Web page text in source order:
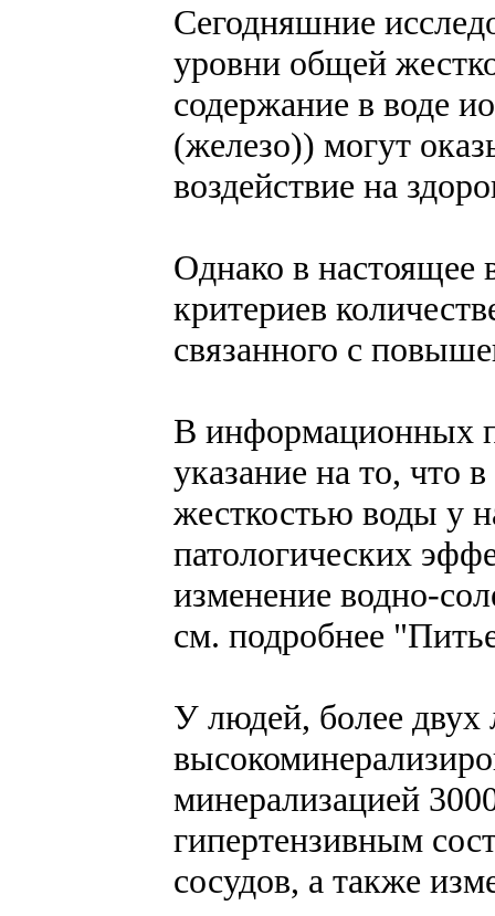
Сегодняшние
уровни общей
содержание в воде
(железо)) могут
воздействие на
Однако в настоящее
критериев
связанного с
В информационных
указание на то, что
жесткостью воды у
патологических
изменение водно-
см. подробнее
У людей, более двух
минерализацией
гипертензивным
сосудов, а также